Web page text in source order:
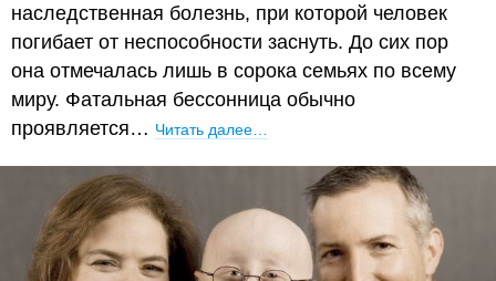
наследственная болезнь, при которой человек
погибает от неспособности заснуть. До сих пор
она отмечалась лишь в сорока семьях по всему
миру. Фатальная бессонница обычно
проявляется… Читать далее…